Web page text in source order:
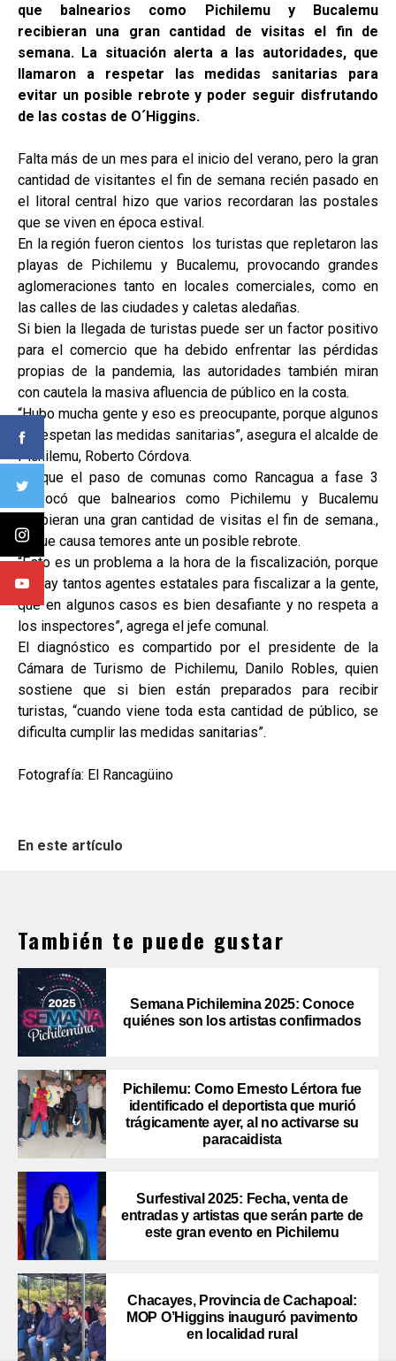
que balnearios como Pichilemu y Bucalemu
recibieran una gran cantidad de visitas el fin de
semana. La situación alerta a las autoridades, que
llamaron a respetar las medidas sanitarias para
evitar un posible rebrote y poder seguir disfrutando
de las costas de O´Higgins.
Falta más de un mes para el inicio del verano, pero la gran
cantidad de visitantes el fin de semana recién pasado en
el litoral central hizo que varios recordaran las postales
que se viven en época estival.
En la región fueron cientos los turistas que repletaron las
playas de Pichilemu y Bucalemu, provocando grandes
aglomeraciones tanto en locales comerciales, como en
las calles de las ciudades y caletas aledañas.
Si bien la llegada de turistas puede ser un factor positivo
para el comercio que ha debido enfrentar las pérdidas
propias de la pandemia, las autoridades también miran
con cautela la masiva afluencia de público en la costa.
“Hubo mucha gente y eso es preocupante, porque algunos
no respetan las medidas sanitarias”, asegura el alcalde de
Pichilemu, Roberto Córdova.
Es que el paso de comunas como Rancagua a fase 3
provocó que balnearios como Pichilemu y Bucalemu
recibieran una gran cantidad de visitas el fin de semana.,
lo que causa temores ante un posible rebrote.
“Esto es un problema a la hora de la fiscalización, porque
no hay tantos agentes estatales para fiscalizar a la gente,
que en algunos casos es bien desafiante y no respeta a
los inspectores”, agrega el jefe comunal.
El diagnóstico es compartido por el presidente de la
Cámara de Turismo de Pichilemu, Danilo Robles, quien
sostiene que si bien están preparados para recibir
turistas, “cuando viene toda esta cantidad de público, se
dificulta cumplir las medidas sanitarias”.
Fotografía: El Rancagüino
En este artículo
También te puede gustar
Semana Pichilemina 2025: Conoce
quiénes son los artistas confirmados
Pichilemu: Como Ernesto Lértora fue
identificado el deportista que murió
trágicamente ayer, al no activarse su
paracaidista
Surfestival 2025: Fecha, venta de
entradas y artistas que serán parte de
este gran evento en Pichilemu
Chacayes, Provincia de Cachapoal:
MOP O’Higgins inauguró pavimento
en localidad rural